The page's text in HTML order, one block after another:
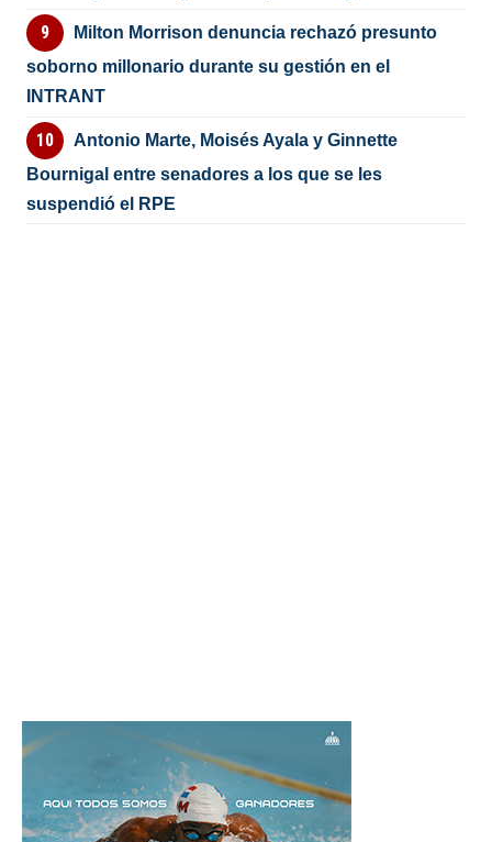
Milton Morrison denuncia rechazó presunto
soborno millonario durante su gestión en el
INTRANT
Antonio Marte, Moisés Ayala y Ginnette
Bournigal entre senadores a los que se les
suspendió el RPE